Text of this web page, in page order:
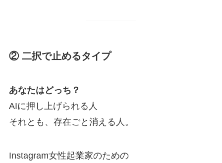
② 二択で止めるタイプ
あなたはどっち？
AIに押し上げられる人
それとも、存在ごと消える人。
Instagram女性起業家のための